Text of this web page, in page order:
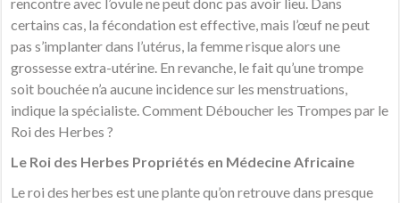
certains cas, la fécondation est effective, mais l’œuf ne peut
pas s’implanter dans l’utérus, la femme risque alors une
grossesse extra-utérine. En revanche, le fait qu’une trompe
soit bouchée n’a aucune incidence sur les menstruations,
indique la spécialiste. Comment Déboucher les Trompes par le
Roi des Herbes ?
Le Roi des Herbes Propriétés en Médecine Africaine
Le roi des herbes est une plante qu’on retrouve dans presque